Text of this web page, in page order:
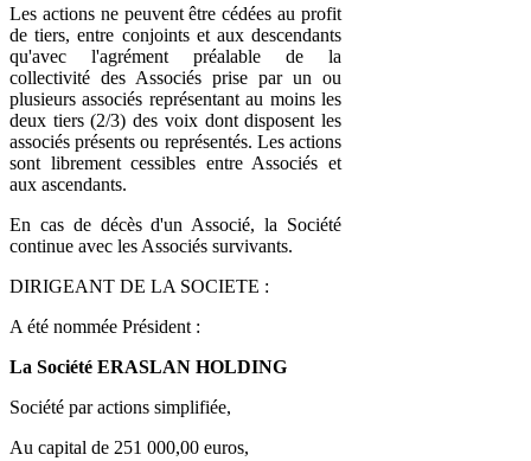
Les actions ne peuvent être cédées au profit
de tiers, entre conjoints et aux descendants
qu'avec l'agrément préalable de la
collectivité des Associés prise par un ou
plusieurs associés représentant au moins les
deux tiers (2/3) des voix dont disposent les
associés présents ou représentés. Les actions
sont librement cessibles entre Associés et
aux ascendants.
En cas de décès d'un Associé, la Société
continue avec les Associés survivants.
DIRIGEANT DE LA SOCIETE :
A été nommée Président :
La Société ERASLAN HOLDING
Société par actions simplifiée,
Au capital de 251 000,00 euros,